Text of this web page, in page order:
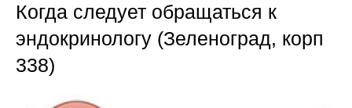
Когда следует обращаться к
эндокринологу (Зеленоград, корп
338)